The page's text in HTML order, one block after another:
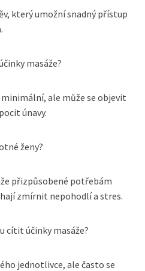
který umožní snadný přístup
masáže?
ale může se objevit
únavy.
ženy?
přizpůsobené potřebám
zmírnit nepohodlí a stres.
cítit účinky masáže?
jednotlivce, ale často se